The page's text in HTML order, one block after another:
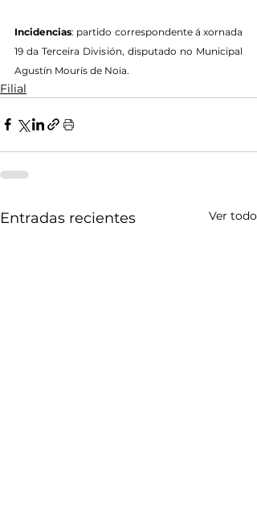
Incidencias: partido correspondente á xornada
19 da Terceira División, disputado no Municipal
Agustín Mourís de Noia.
Filial
Entradas recientes Ver todo